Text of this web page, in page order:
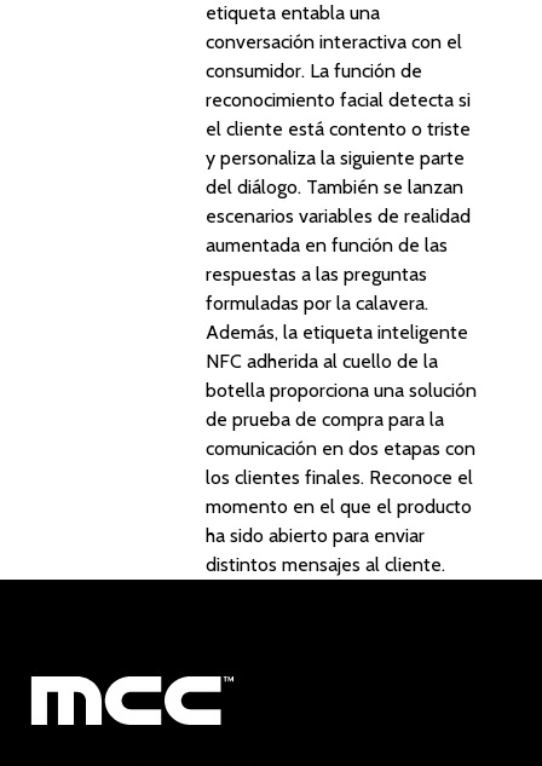
etiqueta entabla una
conversación interactiva con el
consumidor. La función de
reconocimiento facial detecta si
el cliente está contento o triste
y personaliza la siguiente parte
del diálogo. También se lanzan
escenarios variables de realidad
aumentada en función de las
respuestas a las preguntas
formuladas por la calavera.
Además, la etiqueta inteligente
NFC adherida al cuello de la
botella proporciona una solución
de prueba de compra para la
comunicación en dos etapas con
los clientes finales. Reconoce el
momento en el que el producto
ha sido abierto para enviar
distintos mensajes al cliente.